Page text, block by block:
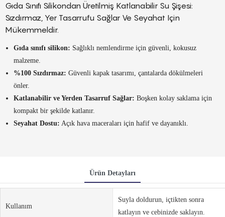
Gıda Sınıfı Silikondan Üretilmiş Katlanabilir Su Şişesi:
Sızdırmaz, Yer Tasarrufu Sağlar Ve Seyahat Için
Mükemmeldir.
Gıda sınıfı silikon: Sağlıklı nemlendirme için güvenli, kokusuz
malzeme.
%100 Sızdırmaz: Güvenli kapak tasarımı, çantalarda dökülmeleri
önler.
Katlanabilir ve Yerden Tasarruf Sağlar: Boşken kolay saklama için
kompakt bir şekilde katlanır.
Seyahat Dostu: Açık hava maceraları için hafif ve dayanıklı.
Ürün Detayları
Kullanım
Suyla doldurun, içtikten sonra
katlayın ve cebinizde saklayın.